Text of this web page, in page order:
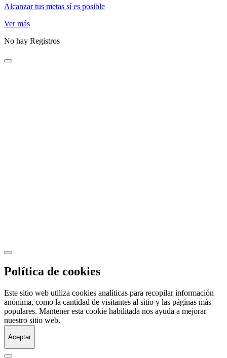
Alcanzar tus metas sí es posible
Ver más
No hay Registros
Política de cookies
Este sitio web utiliza cookies analíticas para recopilar información
anónima, como la cantidad de visitantes al sitio y las páginas más
populares. Mantener esta cookie habilitada nos ayuda a mejorar
nuestro sitio web.
Aceptar